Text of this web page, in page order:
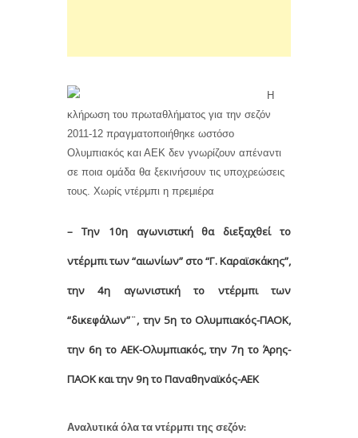
Η
κλήρωση του πρωταθλήματος για την σεζόν
2011-12 πραγματοποιήθηκε ωστόσο
Ολυμπιακός και ΑΕΚ δεν γνωρίζουν απέναντι
σε ποια ομάδα θα ξεκινήσουν τις υποχρεώσεις
τους. Χωρίς ντέρμπι η πρεμιέρα
– Την 10η αγωνιστική θα διεξαχθεί το
ντέρμπι των “αιωνίων” στο “Γ. Καραϊσκάκης”,
την 4η αγωνιστική το ντέρμπι των
“δικεφάλων”¨, την 5η το Ολυμπιακός-ΠΑΟΚ,
την 6η το ΑΕΚ-Ολυμπιακός, την 7η το Άρης-
ΠΑΟΚ και την 9η το Παναθηναϊκός-ΑΕΚ
Αναλυτικά όλα τα ντέρμπι της σεζόν: